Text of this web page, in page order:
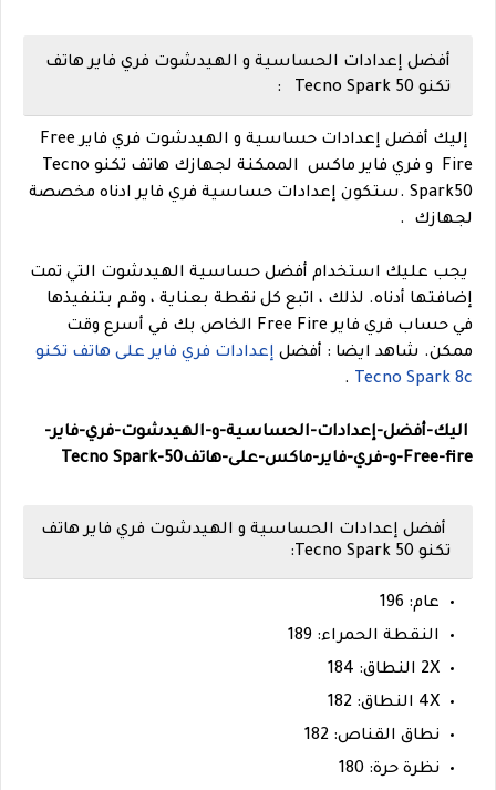
أفضل إعدادات الحساسية و الهيدشوت فري فاير هاتف
تكنو Tecno Spark 50 :
إليك أفضل إعدادات حساسية و الهيدشوت فري فايرFree
Fire
و فري فاير ماكس الممكنة لجهازك
هاتف تكنو Tecno
Spark50 .
ستكون إعدادات حساسية فري فاير ادناه مخصصة
لجهازك .
يجب عليك استخدام أفضل حساسية الهيدشوت التي تمت
إضافتها أدناه. لذلك ، اتبع كل نقطة بعناية ، وقم بتنفيذها
في حساب فري فاير Free Fire الخاص بك في أسرع وقت
ممكن. شاهد ايضا : أفضل إعدادات فري فاير على هاتف تكنو
Tecno Spark 8c
.
اليك-أفضل-إعدادات-الحساسية-و-الهيدشوت-فري-فاير-
Free-fire-و-فري-فاير-ماكس-على-هاتف
Tecno Spark-50
أفضل إعدادات الحساسية و الهيدشوت فري فاير هاتف
تكنو Tecno Spark 50:
عام: 196
النقطة الحمراء: 189
2X النطاق: 184
4X النطاق: 182
نطاق القناص: 182
نظرة حرة: 180